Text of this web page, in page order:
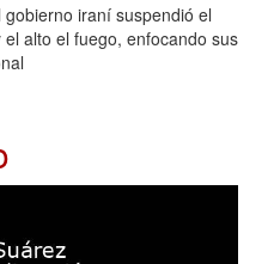
iraní suspendió el
alto el fuego, enfocando sus